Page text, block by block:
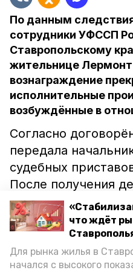
что ждёт
Для рынка жилья в
начался с высокого
По данным
сотрудники УФССП
Ставропольскому
жительнице
вознаграждение
исполнительные
возбуждённые в
Согласно
передала
судебных
После получения
был задержан
России по
В отношении
пристава-